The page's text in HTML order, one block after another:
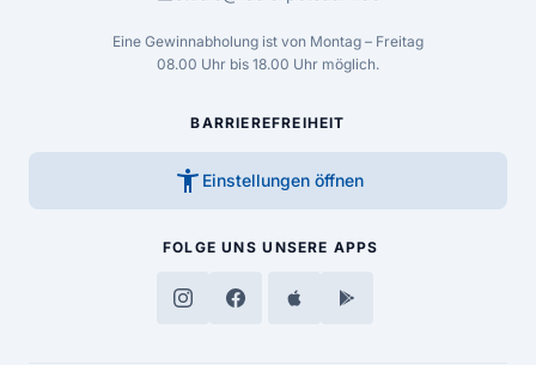
Eine Gewinnabholung ist von Montag – Freitag
08.00 Uhr bis 18.00 Uhr möglich.
BARRIEREFREIHEIT
accessibility_new Einstellungen öffnen
FOLGE UNS UNSERE APPS